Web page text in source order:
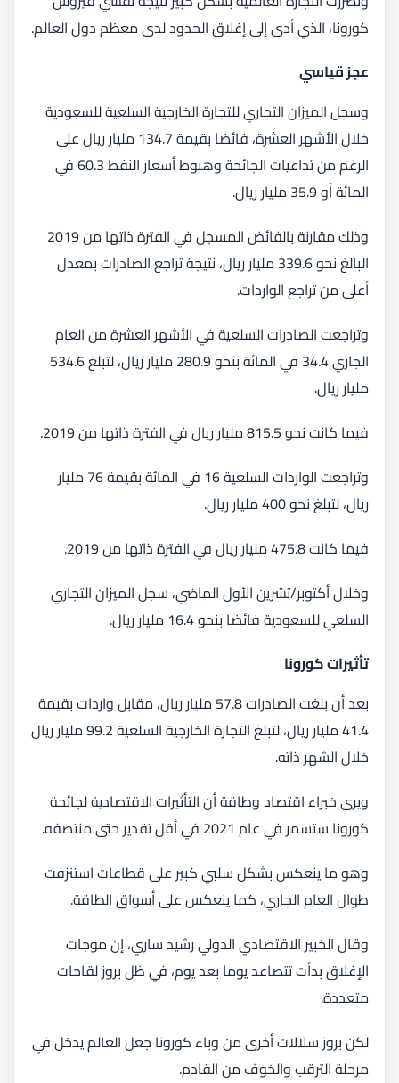
كورونا، الذي أدى إلى إغلاق الحدود لدى معظم دول العالم.
عجز قياسي
وسجلالميزان التجاريللتجارة الخارجية السلعية للسعودية
خلال الأشهر العشرة، فائضا بقيمة 134.7 مليار ريال على
الرغم من تداعيات الجائحة وهبوط أسعار النفط 60.3 في
المائة أو 35.9 مليار ريال.
وذلك مقارنة بالفائض المسجل في الفترة ذاتها من 2019
البالغ نحو 339.6 مليار ريال، نتيجة تراجع الصادرات بمعدل
أعلى من تراجع الواردات.
وتراجعت الصادرات السلعية في الأشهر العشرة من العام
الجاري 34.4 في المائة بنحو 280.9 مليار ريال، لتبلغ 534.6
مليار ريال.
فيما كانت نحو 815.5 مليار ريال في الفترة ذاتها من 2019.
وتراجعت الواردات السلعية 16 في المائة بقيمة 76 مليار
ريال، لتبلغ نحو 400 مليار ريال.
فيما كانت 475.8 مليار ريال في الفترة ذاتها من 2019.
وخلال أكتوبر/تشرين الأول الماضي، سجل الميزان التجاري
السلعي للسعودية فائضا بنحو 16.4 مليار ريال.
تأثيرات كورونا
بعد أن بلغت الصادرات 57.8 مليار ريال، مقابل واردات بقيمة
41.4 مليار ريال، لتبلغ التجارة الخارجية السلعية 99.2 مليار ريال
خلال الشهر ذاته.
ويرى خبراء اقتصاد وطاقة أن التأثيرات الاقتصادية لجائحة
كورونا ستسمر في عام 2021 في أقل تقدير حتى منتصفه.
وهو ما ينعكس بشكل سلبي كبير على قطاعات استنزفت
طوال العام الجاري، كما ينعكس على أسواق الطاقة.
وقال الخبير الاقتصادي الدولي رشيد ساري، إن موجات
الإغلاق بدأت تتصاعد يوما بعد يوم، في ظل بروز لقاحات
متعددة.
لكن بروز سلالات أخرى من وباء كورونا جعل العالم يدخل في
مرحلة الترقب والخوف من القادم.